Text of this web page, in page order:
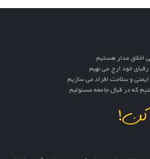
اخلاق مدار هستیم
خود ارج می نهیم
ایمنی و سلامت افراد می سازیم
که در قبال جامعه مسئولیم
کن!